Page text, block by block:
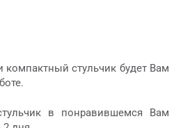
стульчик будет Вам
в понравившемся Вам